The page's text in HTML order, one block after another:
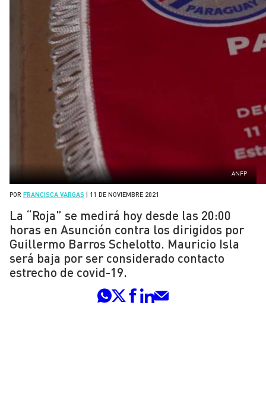
ANFP
POR FRANCISCA VARGAS 11 DE NOVIEMBRE 2021
La “Roja” se medirá hoy desde las 20:00
horas en Asunción contra los dirigidos por
Guillermo Barros Schelotto. Mauricio Isla
será baja por ser considerado contacto
estrecho de covid-19.